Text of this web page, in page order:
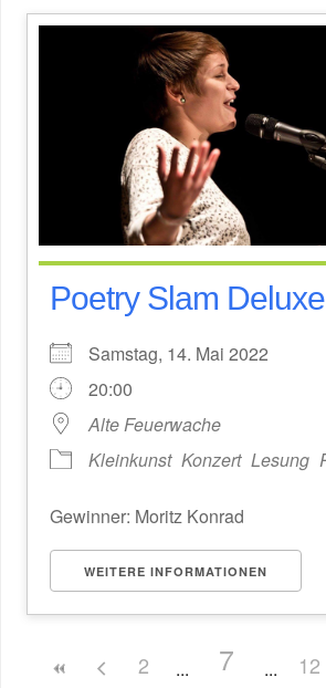
Poetry Slam Deluxe
Samstag, 14. Mai 2022
20:00
Alte Feuerwache
Kleinkunst Konzert Lesung
Gewinner: Moritz Konrad
WEITERE INFORMATIONEN
2 7 12